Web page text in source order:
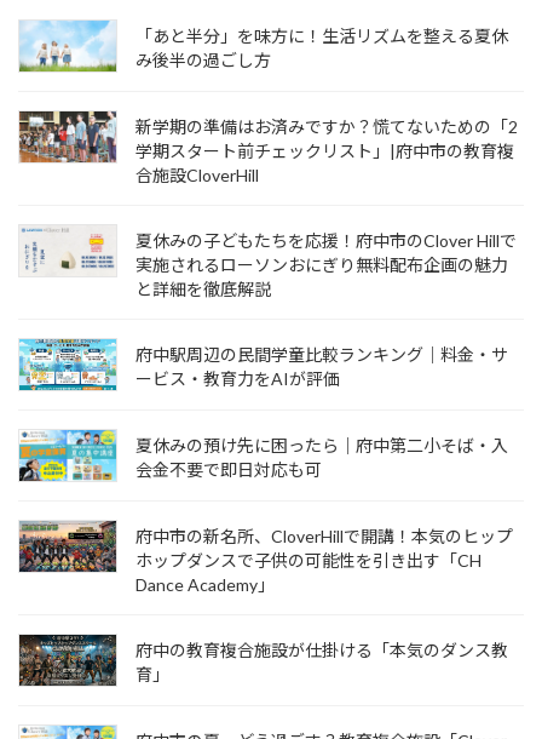
「あと半分」を味方に！生活リズムを整える夏休
み後半の過ごし方
新学期の準備はお済みですか？慌てないための「2
学期スタート前チェックリスト」|府中市の教育複
合施設CloverHill
夏休みの子どもたちを応援！府中市のClover Hillで
実施されるローソンおにぎり無料配布企画の魅力
と詳細を徹底解説
府中駅周辺の民間学童比較ランキング｜料金・サ
ービス・教育力をAIが評価
夏休みの預け先に困ったら｜府中第二小そば・入
会金不要で即日対応も可
府中市の新名所、CloverHillで開講！本気のヒップ
ホップダンスで子供の可能性を引き出す「CH
Dance Academy」
府中の教育複合施設が仕掛ける「本気のダンス教
育」